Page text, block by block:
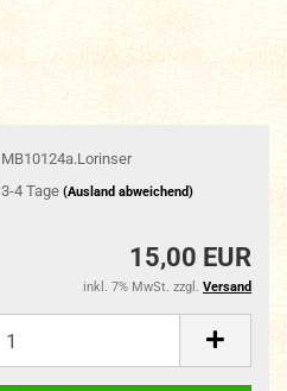
MB10124a.Lorinser
3-4 Tage (Ausland abweichend)
15,00 EUR
inkl. 7% MwSt. zzgl. Versand